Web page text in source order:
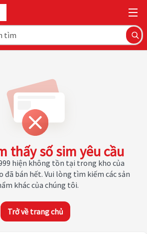
thấy số sim yêu cầu
hiện không tồn tại trong kho của
đã bán hết. Vui lòng tìm kiếm các sản
khác của chúng tôi.
Trở về trang chủ